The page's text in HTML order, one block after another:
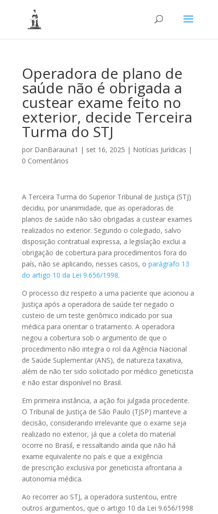
Operadora de plano de
saúde não é obrigada a
custear exame feito no
exterior, decide Terceira
Turma do STJ
por DanBarauna1 | set 16, 2025 | Notícias Jurídicas |
0 Comentários
A Terceira Turma do Superior Tribunal de Justiça (STJ)
decidiu, por unanimidade, que as operadoras de
planos de saúde não são obrigadas a custear exames
realizados no exterior. Segundo o colegiado, salvo
disposição contratual expressa, a legislação exclui a
obrigação de cobertura para procedimentos fora do
país, não se aplicando, nesses casos, o parágrafo 13
do artigo 10 da Lei 9.656/1998.
O processo diz respeito a uma paciente que acionou a
Justiça após a operadora de saúde ter negado o
custeio de um teste genômico indicado por sua
médica para orientar o tratamento. A operadora
negou a cobertura sob o argumento de que o
procedimento não integra o rol da Agência Nacional
de Saúde Suplementar (ANS), de natureza taxativa,
além de não ter sido solicitado por médico geneticista
e não estar disponível no Brasil.
Em primeira instância, a ação foi julgada procedente.
O Tribunal de Justiça de São Paulo (TJSP) manteve a
decisão, considerando irrelevante que o exame seja
realizado no exterior, já que a coleta do material
ocorre no Brasil, e ressaltando ainda que não há
exame equivalente no país e que a exigência
de prescrição exclusiva por geneticista afrontaria a
autonomia médica.
Ao recorrer ao STJ, a operadora sustentou, entre
outros argumentos, que o artigo 10 da Lei 9.656/1998